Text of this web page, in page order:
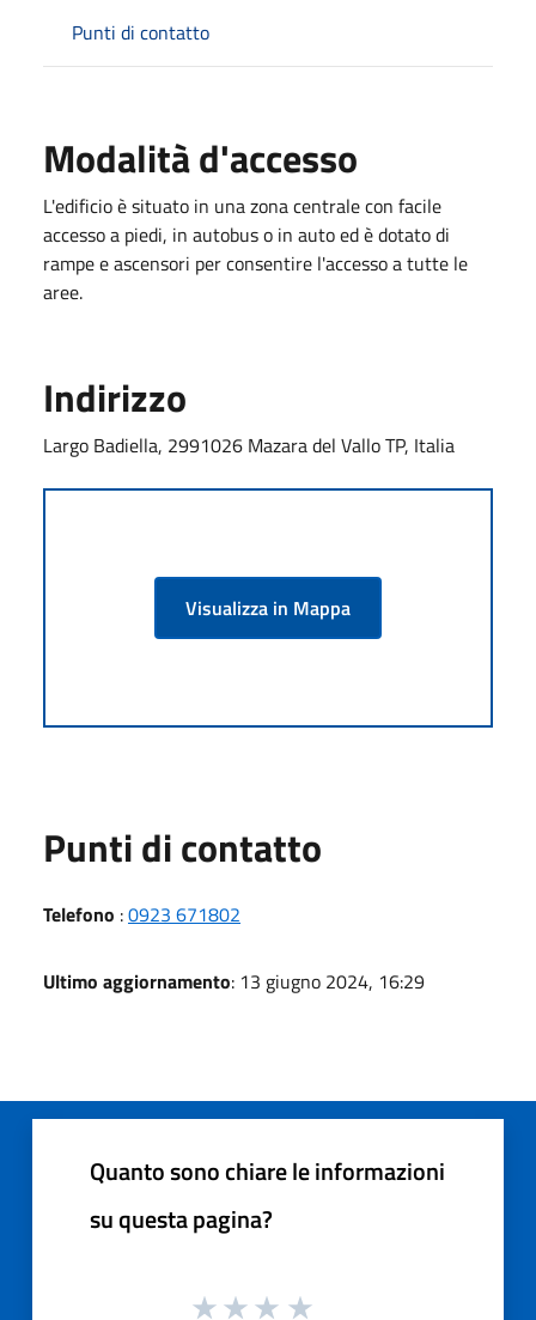
Punti di contatto
Modalità d'accesso
L'edificio è situato in una zona centrale con facile
accesso a piedi, in autobus o in auto ed è dotato di
rampe e ascensori per consentire l'accesso a tutte le
aree.
Indirizzo
Largo Badiella, 2991026 Mazara del Vallo TP, Italia
Visualizza in Mappa
Punti di contatto
Telefono :0923 671802
Ultimo aggiornamento: 13 giugno 2024, 16:29
Quanto sono chiare le informazioni
su questa pagina?